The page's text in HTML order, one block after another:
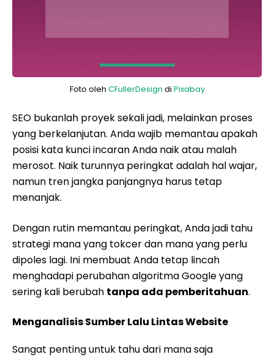
Foto oleh CFullerDesign di Pixabay
SEO bukanlah proyek sekali jadi, melainkan proses
yang berkelanjutan. Anda wajib memantau apakah
posisi kata kunci incaran Anda naik atau malah
merosot. Naik turunnya peringkat adalah hal wajar,
namun tren jangka panjangnya harus tetap
menanjak.
Dengan rutin memantau peringkat, Anda jadi tahu
strategi mana yang tokcer dan mana yang perlu
dipoles lagi. Ini membuat Anda tetap lincah
menghadapi perubahan algoritma Google yang
sering kali berubah tanpa ada pemberitahuan.
Menganalisis Sumber Lalu Lintas Website
Sangat penting untuk tahu dari mana saja